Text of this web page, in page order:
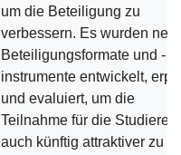
um die Beteiligung zu
verbessern. Es wurden
Beteiligungsformate und -
instrumente entwickelt,
und evaluiert, um die
Teilnahme für die
auch künftig attraktiver zu